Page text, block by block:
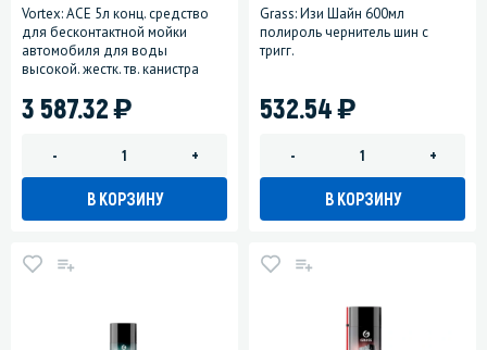
Vortex: ACE 5л конц. средство
для бесконтактной мойки
автомобиля для воды
высокой. жестк. тв. канистра
3 587.32)
- +
В КОРЗИНУ
Grass: Изи Шайн 600мл
полироль чернитель шин с
тригг.
532.54)
- +
В КОРЗИНУ